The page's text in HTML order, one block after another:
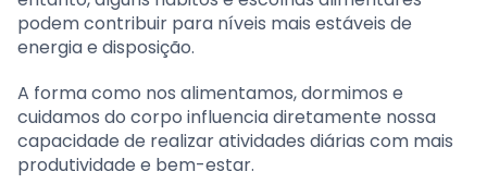
podem contribuir para níveis mais estáveis de
energia e disposição.
A forma como nos alimentamos, dormimos e
cuidamos do corpo influencia diretamente nossa
capacidade de realizar atividades diárias com mais
produtividade e bem-estar.